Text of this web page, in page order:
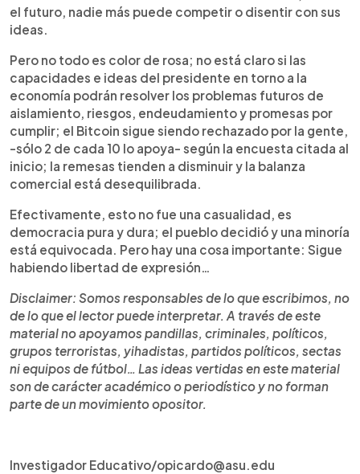
el futuro, nadie más puede competir o disentir con sus
ideas.
Pero no todo es color de rosa; no está claro si las
capacidades e ideas del presidente en torno a la
economía podrán resolver los problemas futuros de
aislamiento, riesgos, endeudamiento y promesas por
cumplir; el Bitcoin sigue siendo rechazado por la gente,
-sólo 2 de cada 10 lo apoya- según la encuesta citada al
inicio; la remesas tienden a disminuir y la balanza
comercial está desequilibrada.
Efectivamente, esto no fue una casualidad, es
democracia pura y dura; el pueblo decidió y una minoría
está equivocada. Pero hay una cosa importante: Sigue
habiendo libertad de expresión…
Disclaimer: Somos responsables de lo que escribimos, no
de lo que el lector puede interpretar. A través de este
material no apoyamos pandillas, criminales, políticos,
grupos terroristas, yihadistas, partidos políticos, sectas
ni equipos de fútbol… Las ideas vertidas en este material
son de carácter académico o periodístico y no forman
parte de un movimiento opositor.
Investigador Educativo/opicardo@asu.edu